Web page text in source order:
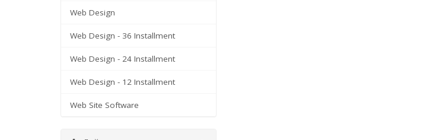
Web Design
Web Design - 36 Installment
Web Design - 24 Installment
Web Design - 12 Installment
Web Site Software